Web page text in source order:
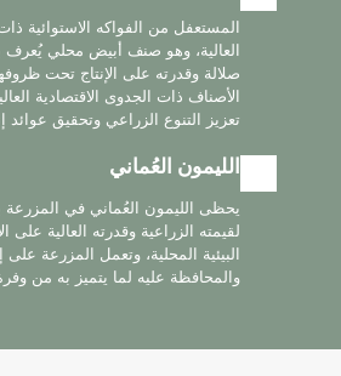
المستعفل من الفواكه الاستوائية
العالية، وهو صنف أبيض محلي يُعرف
صلالة وقدرته على الإنتاج تحت
الأصناف ذات الجدوى الاقتصادية
تعزيز التنوع الزراعي وتحقيق عوائد
الليمون العُماني
يحظى الليمون العُماني في المزرعة
لقيمته الزراعية وقدرته العالية على
البيئية المحلية، وتعمل المزرعة على
والمحافظة عليه لما يتميز به من